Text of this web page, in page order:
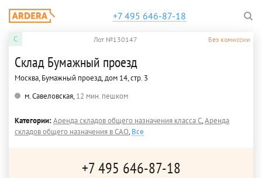
+7 495 646-87-18
C Лот №130147 Без комиссии
Склад Бумажный проезд
Москва, Бумажный проезд, дом 14, стр. 3
м. Савеловская,12 мин. пешком
Категории:Аренда складов общего назначения класса C,Аренда
складов общего назначения в САО,Все
+7 495 646-87-18